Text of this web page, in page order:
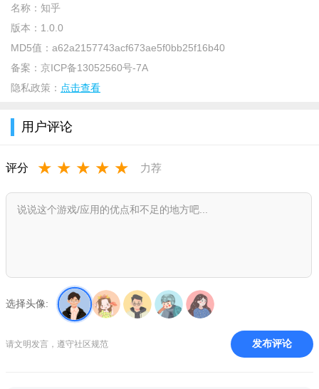
名称： 知乎
版本： 1.0.0
MD5值： a62a2157743acf673ae5f0bb25f16b40
备案： 京ICP备13052560号-7A
隐私政策： 点击查看
用户评论
评分 ★ ★ ★ ★ ★ 力荐
选择头像:
请文明发言，遵守社区规范 发布评论